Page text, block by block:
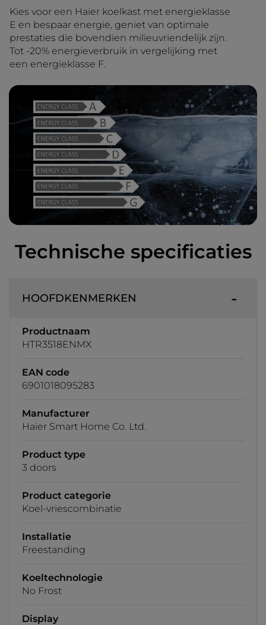
Kies voor een Haier koelkast met energieklasse
E en bespaar energie, geniet van optimale
prestaties die bovendien milieuvriendelijk zijn.
Tot -20% energieverbruik in vergelijking met
een energieklasse F.
Technische specificaties
HOOFDKENMERKEN
Productnaam
HTR3518ENMX
EAN code
6901018095283
Manufacturer
Haier Smart Home Co. Ltd.
Product type
3 doors
Product categorie
Koel-vriescombinatie
Installatie
Freestanding
Koeltechnologie
No Frost
Display